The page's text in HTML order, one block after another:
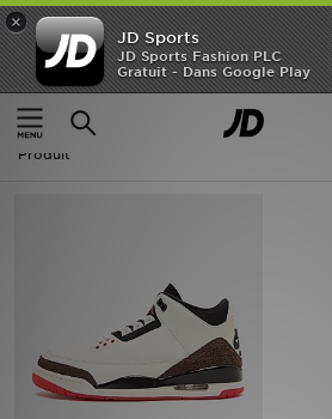
×
JD Sports
JD Sports Fashion PLC
Gratuit - Dans Google Play
Accueil
Homme
Homme - Crème Jordan Baskets
Produit
Accueil
Nouveautés
Homme
Marques